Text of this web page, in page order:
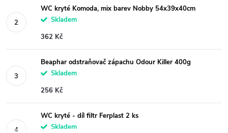
WC kryté Komoda, mix barev Nobby 54x39x40cm
Skladem
362 Kč
Beaphar odstraňovač zápachu Odour Killer 400g
Skladem
256 Kč
WC kryté - díl filtr Ferplast 2 ks
Skladem